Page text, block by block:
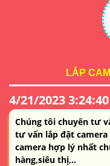
LẮP
4/21/2023
Chúng tôi chuyên tư
tư vấn lắp đặt camera
camera hợp lý nhất
hàng,siêu thị,..